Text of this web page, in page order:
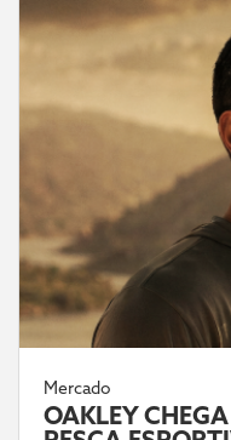
Mercado
OAKLEY